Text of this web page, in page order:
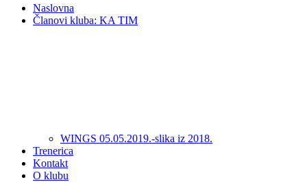
Naslovna
Članovi kluba: KA TIM
WINGS 05.05.2019.-slika iz 2018.
Trenerica
Kontakt
O klubu